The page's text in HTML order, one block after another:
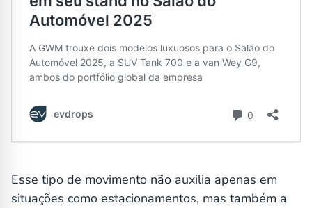
Esse tipo de movimento não auxilia apenas em
situações como estacionamentos, mas também a